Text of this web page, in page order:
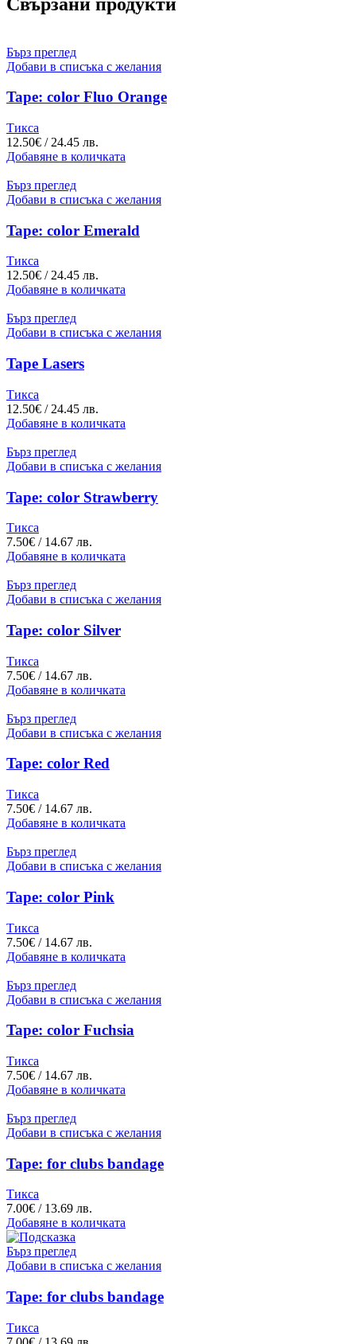
Бърз преглед
Добави в списъка с желания
Tape: color Fluo Orange
Тикса
12.50€ / 24.45 лв.
Добавяне в количката
Бърз преглед
Добави в списъка с желания
Tape: color Emerald
Тикса
12.50€ / 24.45 лв.
Добавяне в количката
Бърз преглед
Добави в списъка с желания
Tape Lasers
Тикса
12.50€ / 24.45 лв.
Добавяне в количката
Бърз преглед
Добави в списъка с желания
Tape: color Strawberry
Тикса
7.50€ / 14.67 лв.
Добавяне в количката
Бърз преглед
Добави в списъка с желания
Tape: color Silver
Тикса
7.50€ / 14.67 лв.
Добавяне в количката
Бърз преглед
Добави в списъка с желания
Tape: color Red
Тикса
7.50€ / 14.67 лв.
Добавяне в количката
Бърз преглед
Добави в списъка с желания
Tape: color Pink
Тикса
7.50€ / 14.67 лв.
Добавяне в количката
Бърз преглед
Добави в списъка с желания
Tape: color Fuchsia
Тикса
7.50€ / 14.67 лв.
Добавяне в количката
Бърз преглед
Добави в списъка с желания
Tape: for clubs bandage
Тикса
7.00€ / 13.69 лв.
Добавяне в количката
Бърз преглед
Добави в списъка с желания
Tape: for clubs bandage
Тикса